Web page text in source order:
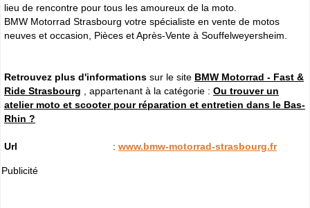
lieu de rencontre pour tous les amoureux de la moto.
BMW Motorrad Strasbourg votre spécialiste en vente de motos
neuves et occasion, Pièces et Après-Vente à Souffelweyersheim.
Retrouvez plus d'informations sur le site BMW Motorrad - Fast &
Ride Strasbourg , appartenant à la catégorie : Ou trouver un
atelier moto et scooter pour réparation et entretien dans le Bas-
Rhin ?
Url : www.bmw-motorrad-strasbourg.fr
Publicité